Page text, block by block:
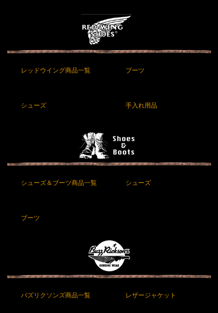
レッドウイング商品一覧 ブーツ
シューズ 手入れ用品
シューズ＆ブーツ商品一覧 シューズ
ブーツ
バズリクソンズ商品一覧 レザージャケット